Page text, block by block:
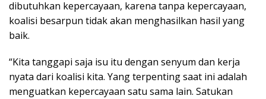
dibutuhkan kepercayaan, karena tanpa kepercayaan,
koalisi besarpun tidak akan menghasilkan hasil yang
baik.
“Kita tanggapi saja isu itu dengan senyum dan kerja
nyata dari koalisi kita. Yang terpenting saat ini adalah
menguatkan kepercayaan satu sama lain. Satukan